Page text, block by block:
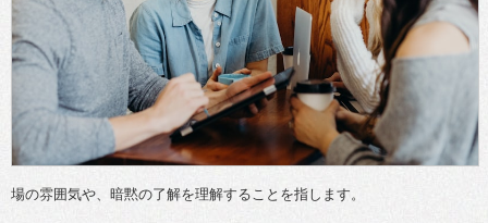
場の雰囲気や、暗黙の了解を理解することを指します。